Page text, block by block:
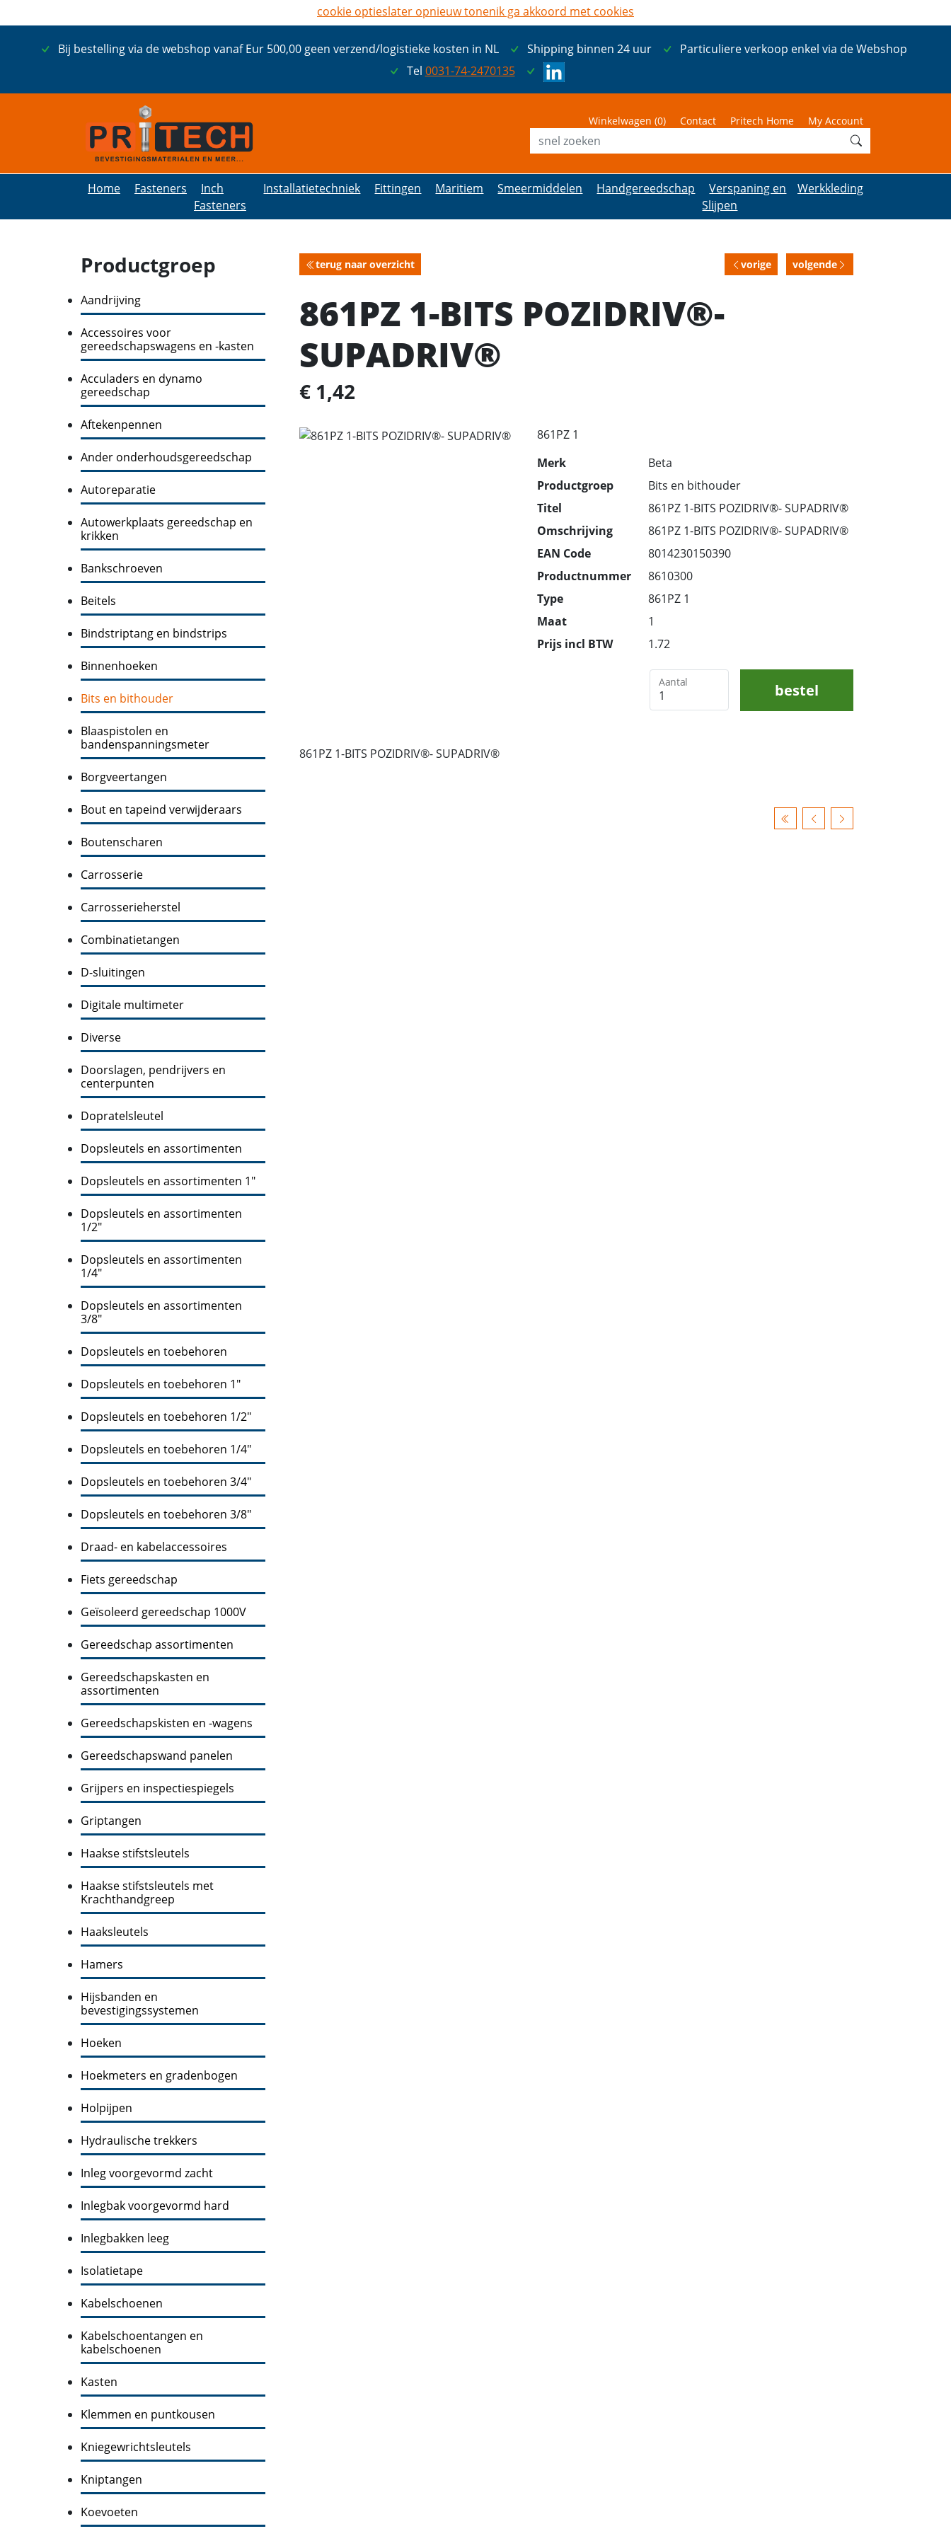
Bij bestelling via de webshop vanaf Eur 500,00 geen verzend/logistieke kosten in NL Shipping binnen 24 uur
Particuliere verkoop enkel via de Webshop
Tel 0031-74-2470135
Winkelwagen (0) Contact Pritech Home My Account
Home Fasteners
Inch
Fasteners
Installatietechniek Fittingen Maritiem Smeermiddelen Handgereedschap
Verspaning en
Slijpen
Werkkleding
Productgroep
Aandrijving
Accessoires voor
gereedschapswagens en -kasten
Acculaders en dynamo
gereedschap
Aftekenpennen
Ander onderhoudsgereedschap
Autoreparatie
Autowerkplaats gereedschap en
krikken
Bankschroeven
Beitels
Bindstriptang en bindstrips
Binnenhoeken
Bits en bithouder
Blaaspistolen en
bandenspanningsmeter
Borgveertangen
Bout en tapeind verwijderaars
Boutenscharen
Carrosserie
Carrosserieherstel
Combinatietangen
D-sluitingen
Digitale multimeter
Diverse
Doorslagen, pendrijvers en
centerpunten
Dopratelsleutel
Dopsleutels en assortimenten
Dopsleutels en assortimenten 1"
Dopsleutels en assortimenten
1/2"
Dopsleutels en assortimenten
1/4"
Dopsleutels en assortimenten
3/8"
Dopsleutels en toebehoren
Dopsleutels en toebehoren 1"
Dopsleutels en toebehoren 1/2"
Dopsleutels en toebehoren 1/4"
Dopsleutels en toebehoren 3/4"
Dopsleutels en toebehoren 3/8"
Draad- en kabelaccessoires
Fiets gereedschap
Geïsoleerd gereedschap 1000V
Gereedschap assortimenten
Gereedschapskasten en
assortimenten
Gereedschapskisten en -wagens
Gereedschapswand panelen
Grijpers en inspectiespiegels
Griptangen
Haakse stifstsleutels
Haakse stifstsleutels met
Krachthandgreep
Haaksleutels
Hamers
Hijsbanden en
bevestigingssystemen
Hoeken
Hoekmeters en gradenbogen
Holpijpen
Hydraulische trekkers
Inleg voorgevormd zacht
Inlegbak voorgevormd hard
Inlegbakken leeg
Isolatietape
Kabelschoenen
Kabelschoentangen en
kabelschoenen
Kasten
Klemmen en puntkousen
Kniegewrichtsleutels
Kniptangen
Koevoeten
terug naar overzicht vorige volgende
861PZ 1-BITS POZIDRIV®-
SUPADRIV®
€ 1,42
861PZ 1
Merk
Beta
Productgroep
Bits en bithouder
Titel
861PZ 1-BITS POZIDRIV®- SUPADRIV®
Omschrijving
861PZ 1-BITS POZIDRIV®- SUPADRIV®
EAN Code
8014230150390
Productnummer
8610300
Type
861PZ 1
Maat
1
Prijs incl BTW
1.72
Aantal bestel
861PZ 1-BITS POZIDRIV®- SUPADRIV®
cookie optieslater opnieuw tonenik ga akkoord met cookies